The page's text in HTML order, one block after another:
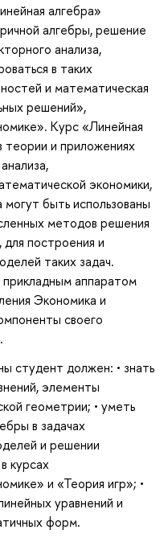
алгебра»
алгебры, решение
анализа,
в таких
и математическая
решений»,
Курс «Линейная
теории и приложениях
экономики,
быть использованы
методов решения
для построения и
таких задач.
аппаратом
Экономика и
своего
студент должен: • знать
элементы
геометрии; • уметь
в задачах
и решении
курсах
и «Теория игр»; •
уравнений и
форм.